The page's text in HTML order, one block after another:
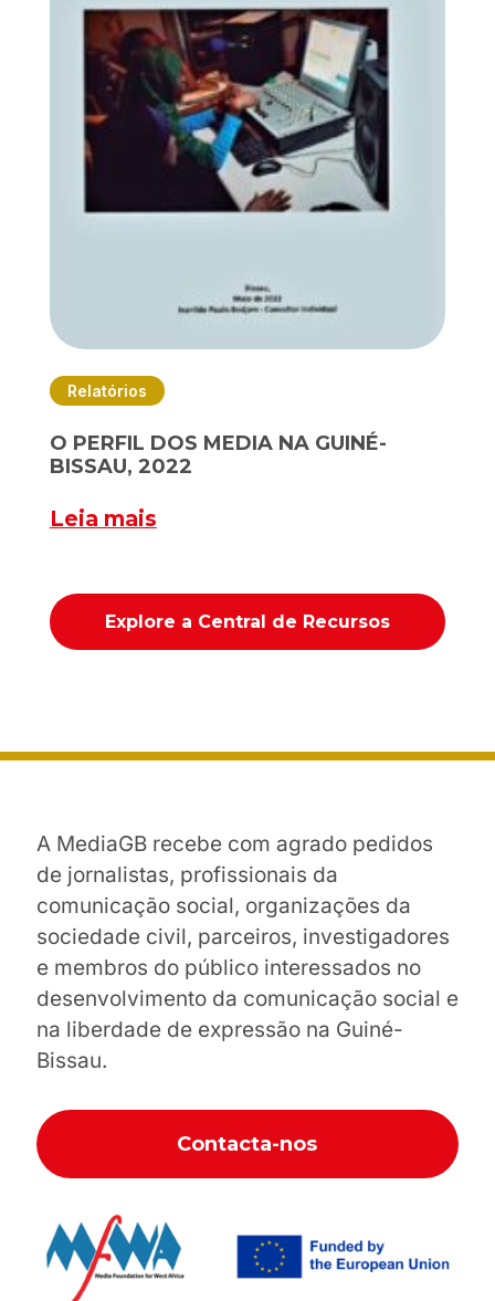
Relatórios
O PERFIL DOS MEDIA NA GUINÉ-
BISSAU, 2022
Leia mais
Explore a Central de Recursos
A MediaGB recebe com agrado pedidos
de jornalistas, profissionais da
comunicação social, organizações da
sociedade civil, parceiros, investigadores
e membros do público interessados no
desenvolvimento da comunicação social e
na liberdade de expressão na Guiné-
Bissau.
Contacta-nos